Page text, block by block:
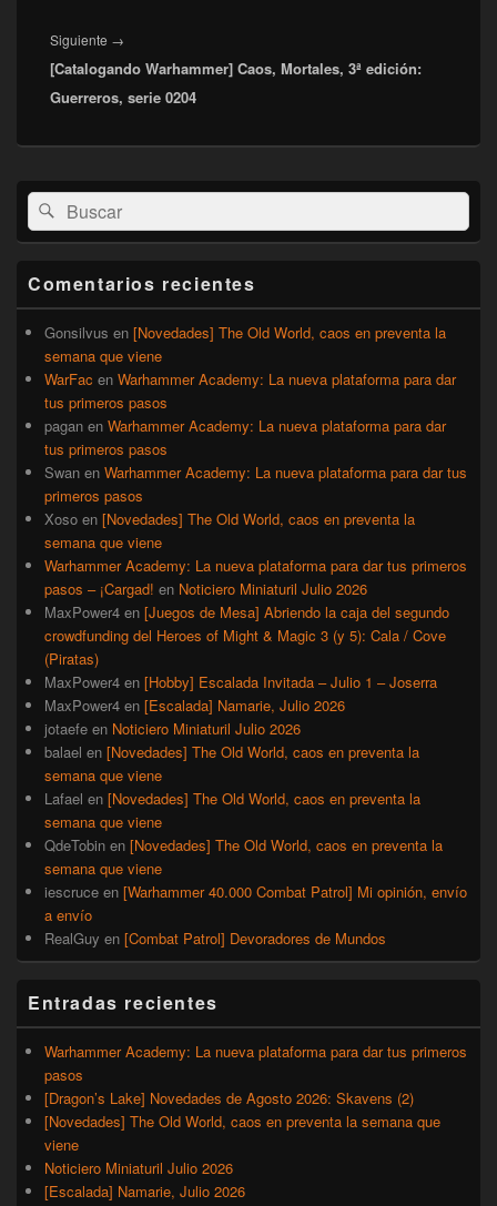
Siguiente →
siguiente:
[Catalogando Warhammer] Caos, Mortales, 3ª edición:
Guerreros, serie 0204
El
área
de
widget
lateral
primaria
Buscar
por:
Buscar
Comentarios recientes
Gonsilvus en [Novedades] The Old World, caos en preventa la
semana que viene
WarFac en Warhammer Academy: La nueva plataforma para dar
tus primeros pasos
pagan en Warhammer Academy: La nueva plataforma para dar
tus primeros pasos
Swan en Warhammer Academy: La nueva plataforma para dar tus
primeros pasos
Xoso en [Novedades] The Old World, caos en preventa la
semana que viene
Warhammer Academy: La nueva plataforma para dar tus primeros
pasos – ¡Cargad! en Noticiero Miniaturil Julio 2026
MaxPower4 en [Juegos de Mesa] Abriendo la caja del segundo
crowdfunding del Heroes of Might & Magic 3 (y 5): Cala / Cove
(Piratas)
MaxPower4 en [Hobby] Escalada Invitada – Julio 1 – Joserra
MaxPower4 en [Escalada] Namarie, Julio 2026
jotaefe en Noticiero Miniaturil Julio 2026
balael en [Novedades] The Old World, caos en preventa la
semana que viene
Lafael en [Novedades] The Old World, caos en preventa la
semana que viene
QdeTobin en [Novedades] The Old World, caos en preventa la
semana que viene
iescruce en [Warhammer 40.000 Combat Patrol] Mi opinión, envío
a envío
RealGuy en [Combat Patrol] Devoradores de Mundos
Entradas recientes
Warhammer Academy: La nueva plataforma para dar tus primeros
pasos
[Dragon’s Lake] Novedades de Agosto 2026: Skavens (2)
[Novedades] The Old World, caos en preventa la semana que
viene
Noticiero Miniaturil Julio 2026
[Escalada] Namarie, Julio 2026